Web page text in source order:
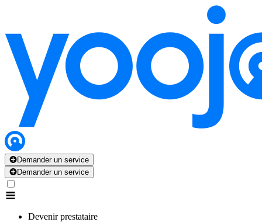
Demander un service
Demander un service
Devenir prestataire